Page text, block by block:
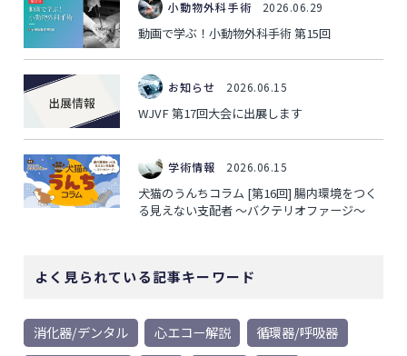
小動物外科手術 2026.06.29
動画で学ぶ！小動物外科手術 第15回
お知らせ 2026.06.15
WJVF 第17回大会に出展します
学術情報 2026.06.15
犬猫のうんちコラム [第16回] 腸内環境をつく
る見えない支配者 ～バクテリオファージ～
よく見られている記事キーワード
消化器/デンタル 心エコー解説 循環器/呼吸器